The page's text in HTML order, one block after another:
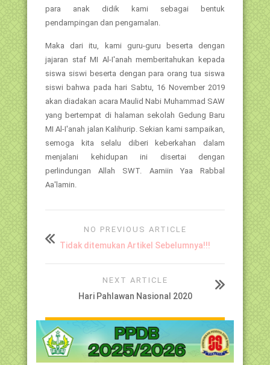
para anak didik kami sebagai bentuk
pendampingan dan pengamalan.
Maka dari itu, kami guru-guru beserta dengan
jajaran staf MI Al-I'anah memberitahukan kepada
siswa siswi beserta dengan para orang tua siswa
siswi bahwa pada hari Sabtu, 16 November 2019
akan diadakan acara Maulid Nabi Muhammad SAW
yang bertempat di halaman sekolah Gedung Baru
MI Al-I'anah jalan Kalihurip. Sekian kami sampaikan,
semoga kita selalu diberi keberkahan dalam
menjalani kehidupan ini disertai dengan
perlindungan Allah SWT. Aamiin Yaa Rabbal
Aa'lamin.
NO PREVIOUS ARTICLE
Tidak ditemukan Artikel Sebelumnya!!!
NEXT ARTICLE
Hari Pahlawan Nasional 2020